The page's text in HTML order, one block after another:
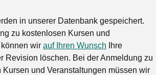
in unserer Datenbank gespeichert.
zu kostenlosen Kursen und
wir auf Ihren Wunsch Ihre
Revision löschen. Bei der Anmeldung zu
Kursen und Veranstaltungen müssen wir